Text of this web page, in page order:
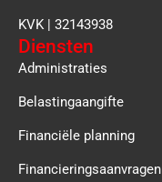
KVK | 32143938
Diensten
Administraties
Belastingaangifte
Financiële planning
Financieringsaanvragen